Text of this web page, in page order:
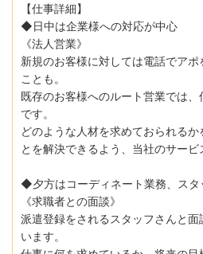
【仕事詳細】
◆日中は企業様への対応が中心
《法人営業》
新規のお客様に対しては電話でア
ことも。
既存のお客様へのルート営業では
です。
どのような人材を求めておられる
とを解決できるよう、当社のサービ
◆夕方はコーディネート業務、スタ
《求職者との面談》
派遣登録をされるスタッフさんと
います。